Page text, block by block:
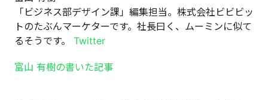
「ビジネス部デザイン課」編集担当。株式会社ビビビッ
トのたぶんマーケターです。社長曰く、ムーミンに似て
るそうです。 Twitter
富山 有樹の書いた記事